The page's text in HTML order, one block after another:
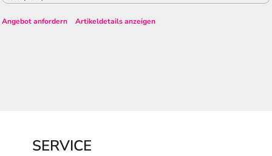
Angebot anfordern Artikeldetails anzeigen
SERVICE